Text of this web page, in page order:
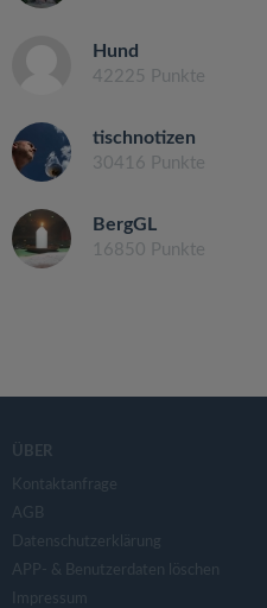
Hund
42225 Punkte
tischnotizen
30416 Punkte
BergGL
16850 Punkte
ÜBER
Kontaktanfrage
AGB
Datenschutzerklärung
APP- & Benutzerdaten löschen
Impressum